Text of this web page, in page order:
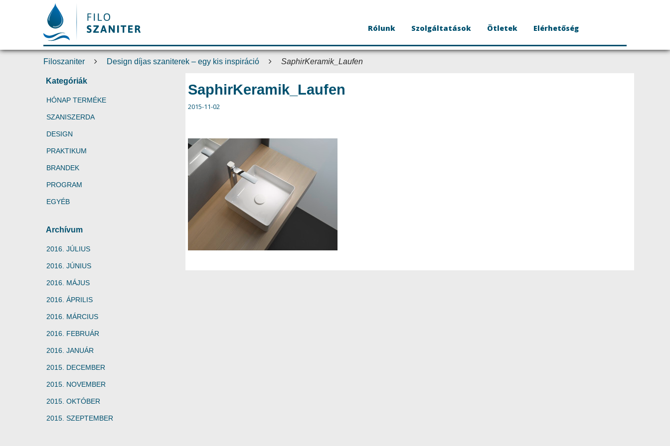
Rólunk Szolgáltatások Ötletek Elérhetőség
Filoszaniter Design díjas szaniterek – egy kis inspiráció SaphirKeramik_Laufen
Kategóriák
HÓNAP TERMÉKE
SZANISZERDA
DESIGN
PRAKTIKUM
BRANDEK
PROGRAM
EGYÉB
Archívum
2016. JÚLIUS
2016. JÚNIUS
2016. MÁJUS
2016. ÁPRILIS
2016. MÁRCIUS
2016. FEBRUÁR
2016. JANUÁR
2015. DECEMBER
2015. NOVEMBER
2015. OKTÓBER
2015. SZEPTEMBER
SaphirKeramik_Laufen
2015-11-02